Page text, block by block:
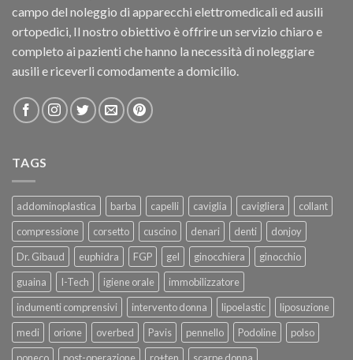
campo del noleggio di apparecchi elettromedicali ed ausili
ortopedici, Il nostro obiettivo è offrire un servizio chiaro e
completo ai pazienti che hanno la necessità di noleggiare
ausili e riceverli comodamente a domicilio.
TAGS
addominoplastica barba capelli caviglia cavigliera
collant
compressione
corsetto cuscino denari denti
donjoy
Dr. Gibaud
euphidra FGP gel ginocchiera
ginocchio
guaina
I-Tech igiene orale
immobilizzatore
indumenti comprensivi
intervento donna lipoelastic
liposuzione
medi
orione overbed Pavis pennello Podoline
polso